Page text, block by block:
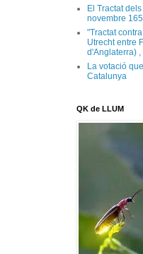
El Tractat
novembre
"Tractat
Utrecht entre
d'Anglaterra)
La votació
Catalunya
QK de LLUM